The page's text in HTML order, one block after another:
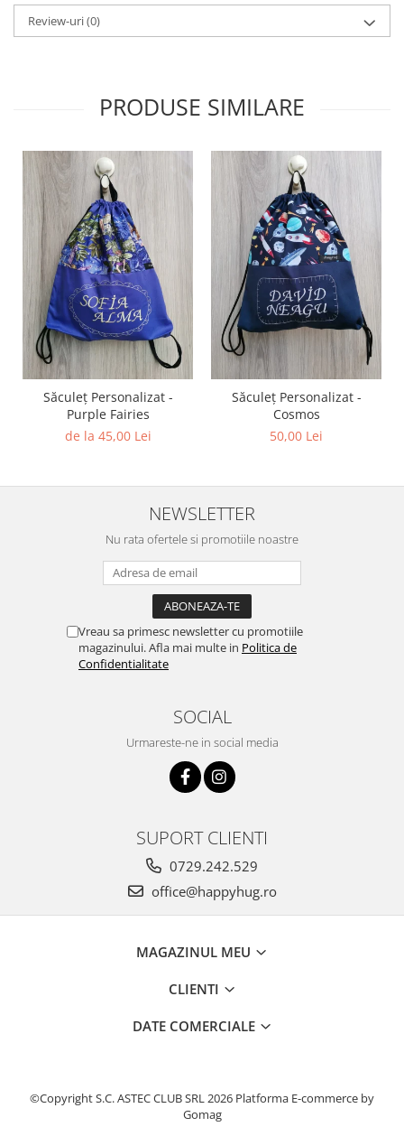
Review-uri(0)
PRODUSE SIMILARE
Săculeț Personalizat -
Purple Fairies
de la 45,00 Lei
Săculeț Personalizat -
Cosmos
50,00 Lei
NEWSLETTER
Nu rata ofertele si promotiile noastre
Vreau sa primesc newsletter cu promotiile
magazinului. Afla mai multe in Politica de
Confidentialitate
SOCIAL
Urmareste-ne in social media
SUPORT CLIENTI
0729.242.529
office@happyhug.ro
MAGAZINUL MEU
CLIENTI
DATE COMERCIALE
©Copyright S.C. ASTEC CLUB SRL 2026 Platforma E-commerce by
Gomag